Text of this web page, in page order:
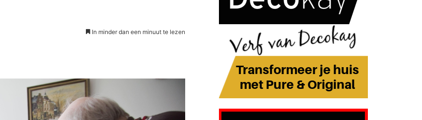
In minder dan een minuut te lezen